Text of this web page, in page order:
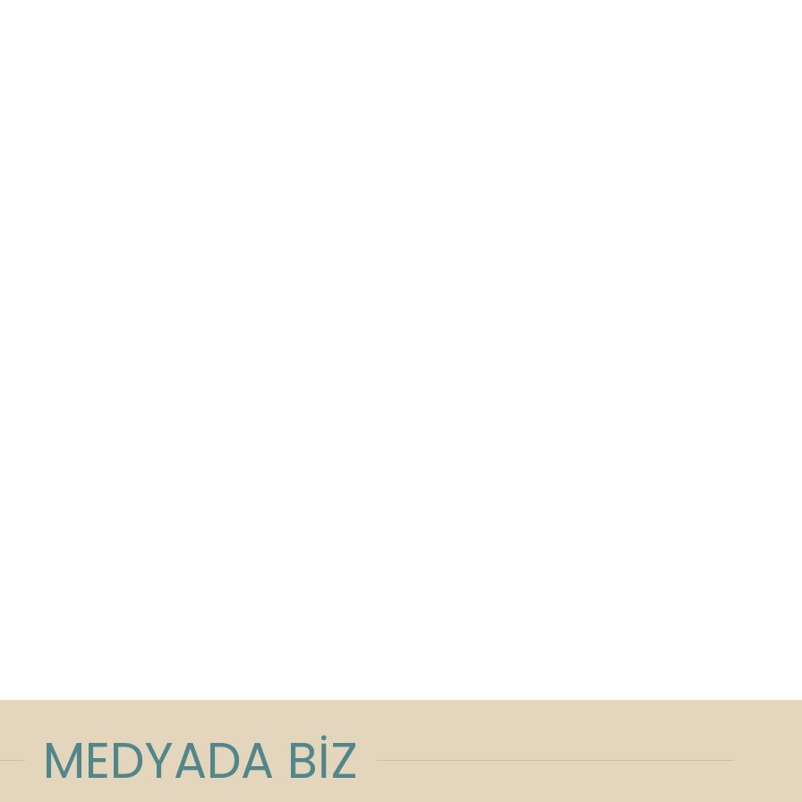
MEDYADA BİZ